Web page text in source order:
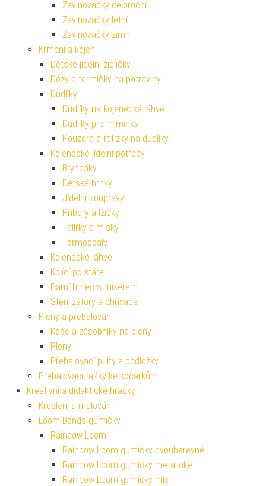
Zavinovačky celoroční
Zavinovačky letní
Zavinovačky zimní
Krmení a kojení
Dětské jídelní židličky
Dózy a formičky na potraviny
Dudlíky
Dudlíky na kojenecké láhve
Dudlíky pro miminka
Pouzdra a řetízky na dudlíky
Kojenecké jídelní potřeby
Bryndáky
Dětské hrnky
Jídelní soupravy
Příbory a lžičky
Talířky a misky
Termoobaly
Kojenecké láhve
Kojící polštáře
Parní hrnec s mixérem
Sterilizátory a ohřívače
Pleny a přebalování
Koše a zásobníky na pleny
Pleny
Přebalovací pulty a podložky
Přebalovací tašky ke kočárkům
Kreativní a didaktické hračky
Kreslení a malování
Loom Bands gumičky
Rainbow Loom
Rainbow Loom gumičky dvoubarevné
Rainbow Loom gumičky metalické
Rainbow Loom gumičky mix